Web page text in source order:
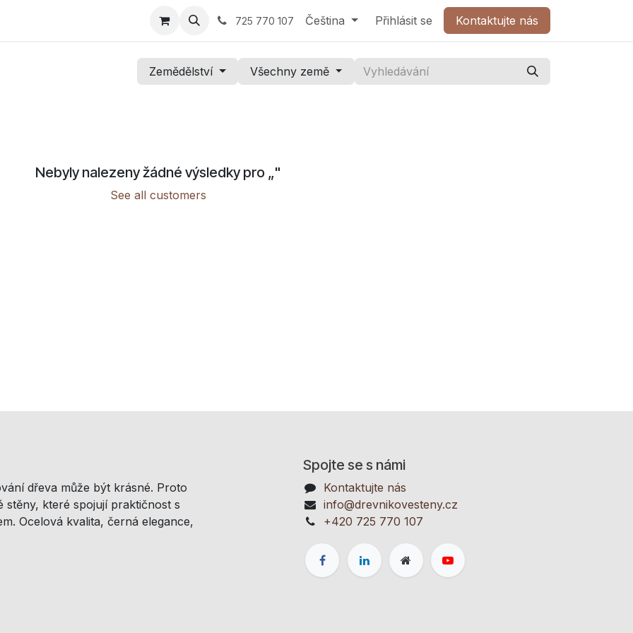
Nabídka Reference Společnost Kontaktujte nás
725 770 107 Čeština Přihlásit se Kontaktujte nás
Zemědělství Všechny země
Nebyly nalezeny žádné výsledky pro „"
See all customers
dřeva může být krásné. Proto
stěny, které spojují praktičnost s
Ocelová kvalita, černá elegance,
Spojte se s námi
Kontaktujte nás
info@drevnikovesteny.cz
+420 725 770 107